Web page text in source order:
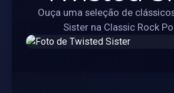
Ouça uma seleção de
Sister na Classic Rock